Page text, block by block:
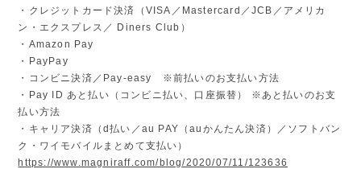
・クレジットカード決済（VISA／Mastercard／JCB／アメリカ
ン・エクスプレス／ Diners Club）
・Amazon Pay
・PayPay
・コンビニ決済／Pay-easy ※前払いのお支払い方法
・Pay ID あと払い（コンビニ払い、口座振替） ※あと払いのお支
払い方法
・キャリア決済（d払い／au PAY（auかんたん決済）／ソフトバン
ク・ワイモバイルまとめて支払い）
https://www.magniraff.com/blog/2020/07/11/123636